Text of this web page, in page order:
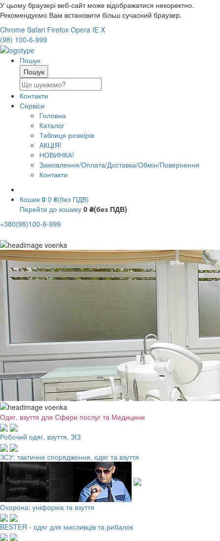
У цьому браузері веб-сайт може відображатися некоректно.
Рекомендуємо Вам встановити більш сучасний браузер.
Chrome Safari Firefox Opera IE X
(98) 100-6-999
Пошук
Контакти
Сервіси
Головна
Каталог
Таблиця розмірів
АКЦІЯ!
НОВИНКА!
Замовлення/Оплата/Доставка/Обмін/Повернення
Контакти
Кошик 0 0 ₴(без ПДВ)
Перейти до кошику 0 ₴(без ПДВ)
+380(98)100-6-999
Одяг, взуття для Сфери послуг та Медицини
Робочий одяг, взуття, ЗІЗ
ЗСУ: тактичне спорядження, одяг та взуття
Охорона: уніформа та взуття
BESTER - одяг для мисливців та рибалок